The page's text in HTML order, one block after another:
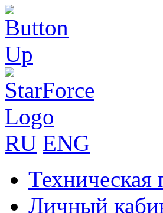
RU ENG
Техническая
Личный